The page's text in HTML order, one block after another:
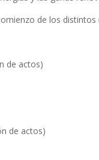
de los distintos
de actos)
de actos)